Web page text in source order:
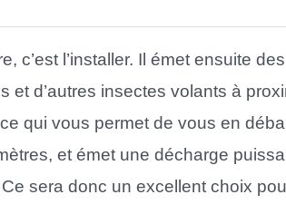
Extérieurs Couverts, Patio,
Jardin et BBQ, 2 Ampoules
UV In
c’est l’installer. Il émet ensuite
et d’autres insectes volants à
qui vous permet de vous en
et émet une décharge
sera donc un excellent choix